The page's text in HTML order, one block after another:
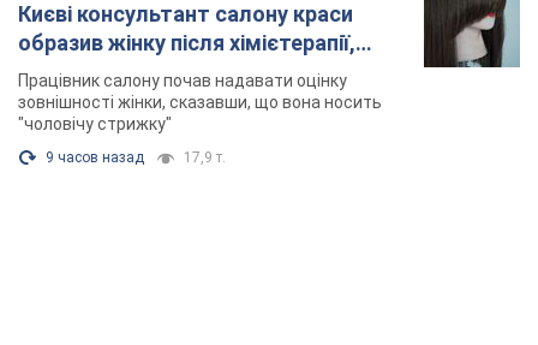
Києві консультант салону краси
образив жінку після хімієтерапії,
розгорівся скандал. Фото
Працівник салону почав надавати оцінку
зовнішності жінки, сказавши, що вона носить
"чоловічу стрижку"
9 часов назад 17,9 т.